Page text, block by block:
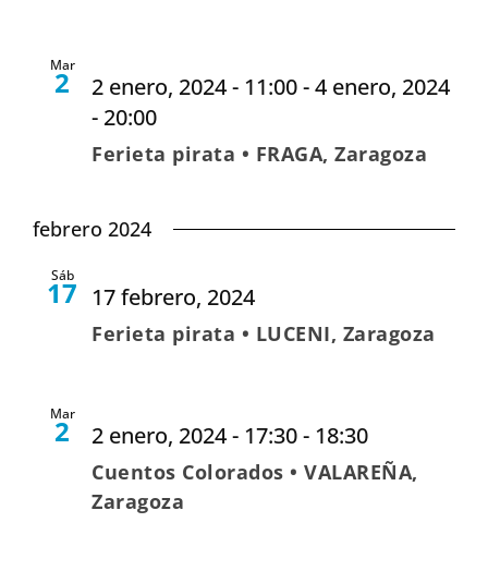
Mar
2 2 enero, 2024 - 11:00-4 enero, 2024
- 20:00
Ferieta pirata • FRAGA, Zaragoza
febrero 2024
Sáb
17 17 febrero, 2024
Ferieta pirata • LUCENI, Zaragoza
Mar
2 2 enero, 2024 - 17:30- 18:30
Cuentos Colorados • VALAREÑA,
Zaragoza